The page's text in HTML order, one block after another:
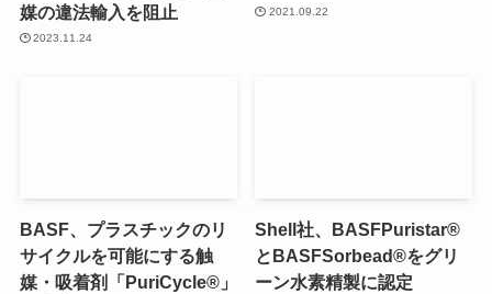
媒の違法輸入を阻止
2023.11.24
2021.09.22
BASF、プラスチックのリ
サイクルを可能にする触
媒・吸着剤「PuriCycle®」
Shell社、BASFPuristar®
とBASFSorbead®をグリ
ーン水素精製に認定